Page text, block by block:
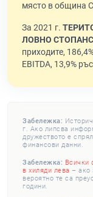
място в община
За 2021 г.
ЛОВНО
приходите,
EBITDA, 13,9%
Забележка:
г. Ако липсва
дружеството е
финансови данни.
Забележка: Всички
в хиляди лева – ако
вероятно те са
години.